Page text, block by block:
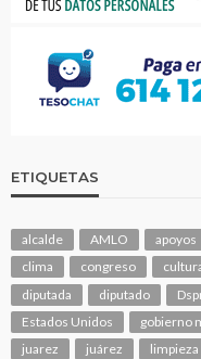
ETIQUETAS
alcalde AMLO apoyos
clima
congreso
diputada
diputado
Estados Unidos
gobierno
juarez
juárez limpieza